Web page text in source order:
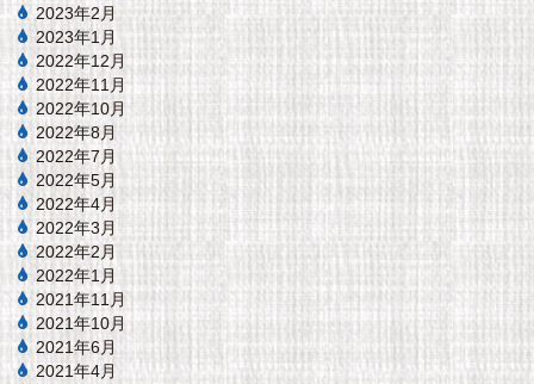
2023年2月
2023年1月
2022年12月
2022年11月
2022年10月
2022年8月
2022年7月
2022年5月
2022年4月
2022年3月
2022年2月
2022年1月
2021年11月
2021年10月
2021年6月
2021年4月